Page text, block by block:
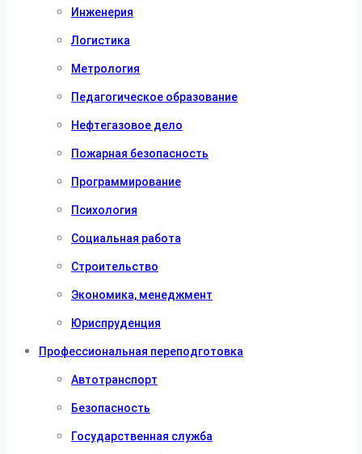
Инженерия
Логистика
Метрология
Педагогическое образование
Нефтегазовое дело
Пожарная безопасность
Программирование
Психология
Социальная работа
Строительство
Экономика, менеджмент
Юриспруденция
Профессиональная переподготовка
Автотранспорт
Безопасность
Государственная служба